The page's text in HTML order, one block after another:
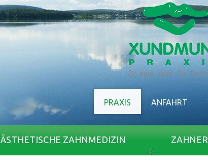
PRAXIS ANFAHRT
ÄSTHETISCHE ZAHNMEDIZIN